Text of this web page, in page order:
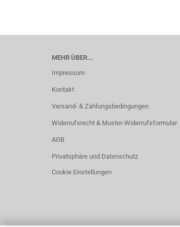
MEHR ÜBER...
Impressum
Kontakt
Versand- & Zahlungsbedingungen
Widerrufsrecht & Muster-Widerrufsformular
AGB
Privatsphäre und Datenschutz
Cookie Einstellungen